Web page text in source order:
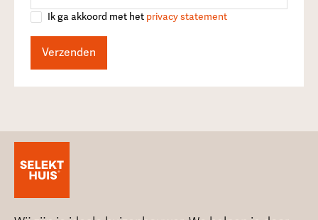
Ik ga akkoord met het privacy statement